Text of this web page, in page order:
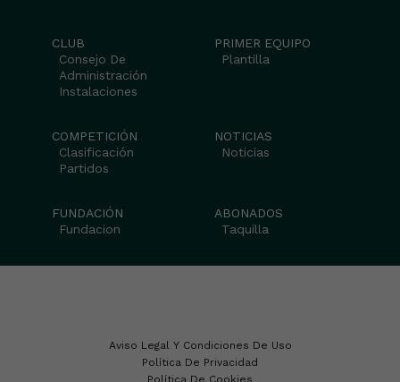
CLUB
Consejo De
Administración
Instalaciones
PRIMER EQUIPO
Plantilla
COMPETICIÓN
Clasificación
Partidos
NOTICIAS
Noticias
FUNDACIÓN
Fundacion
ABONADOS
Taquilla
Aviso Legal Y Condiciones De Uso
Política De Privacidad
Política De Cookies